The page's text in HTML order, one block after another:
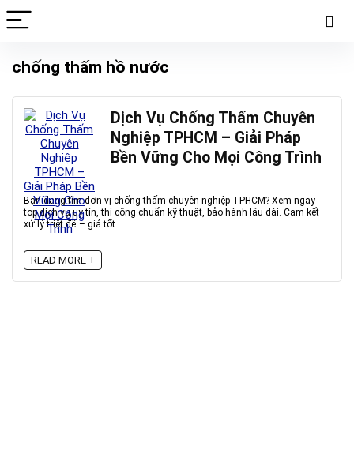
chống thấm hồ nước
Dịch Vụ Chống Thấm Chuyên
Nghiệp TPHCM – Giải Pháp
Bền Vững Cho Mọi Công Trình
Bạn đang tìm đơn vị chống thấm chuyên nghiệp TPHCM? Xem ngay
top dịch vụ uy tín, thi công chuẩn kỹ thuật, bảo hành lâu dài. Cam kết
xử lý triệt để – giá tốt. ...
READ MORE +